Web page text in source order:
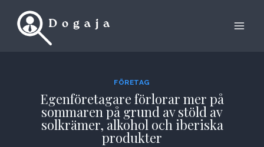
FÖRETAG
Egenföretagare förlorar mer på
sommaren på grund av stöld av
solkrämer, alkohol och iberiska
produkter